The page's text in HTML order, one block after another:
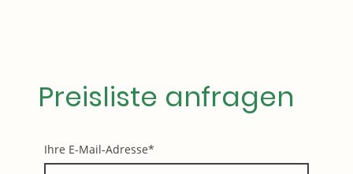
Preisliste anfragen
Ihre E-Mail-Adresse*